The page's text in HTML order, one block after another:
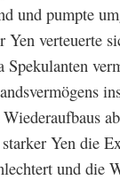
und pumpte
verteuerte
Yen die
und die